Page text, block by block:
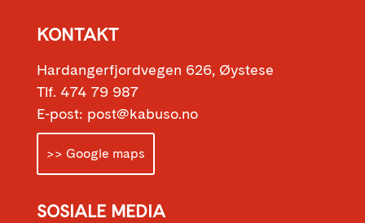
KONTAKT
Hardangerfjordvegen 626, Øystese
Tlf. 474 79 987
E-post: post@kabuso.no
>> Google maps
SOSIALE MEDIA